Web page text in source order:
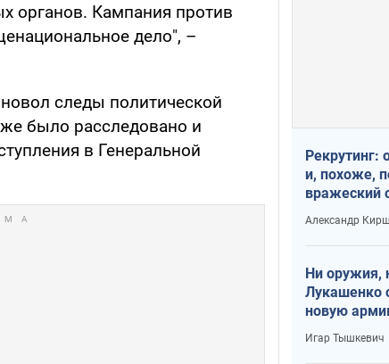
органов. Кампания против
дело", –
следы политической
было расследовано и
в Генеральной
Рекрутинг:
и, похоже,
вражеский
Диалектика
Александр Кирш
Ни оружия,
Лукашенко
новую
Игар Тышкевич